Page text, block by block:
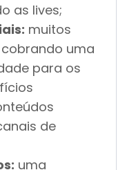
as lives;
muitos
uma
para os
de
uma